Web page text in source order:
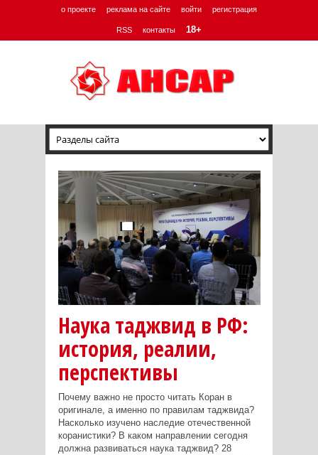
о проекте реклама на сайте войти регистрация
RSS контакты 18+
Наука таджвид в РФ:
история, реалии,
перспективы
Почему важно не просто читать Коран в
оригинале, а именно по правилам таджвида?
Насколько изучено наследие отечественной
коранистики? В каком направлении сегодня
должна развиваться наука таджвид? 28